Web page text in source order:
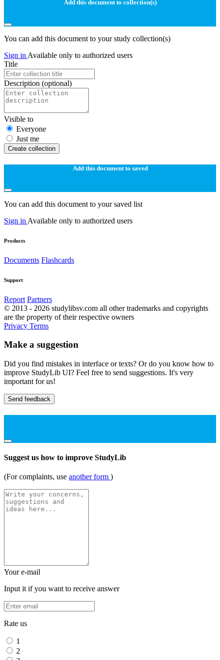
Add this document to collection(s)
You can add this document to your study collection(s)
Sign in Available only to authorized users
Title
Description (optional)
Visible to
Everyone
Just me
Create collection
Add this document to saved
You can add this document to your saved list
Sign in Available only to authorized users
Products
Documents Flashcards
Support
Report Partners
© 2013 - 2026 studylibsv.com all other trademarks and copyrights
are the property of their respective owners
Privacy Terms
Make a suggestion
Did you find mistakes in interface or texts? Or do you know how to
improve StudyLib UI? Feel free to send suggestions. It's very
important for us!
Send feedback
Suggest us how to improve StudyLib
(For complaints, use another form )
Your e-mail
Input it if you want to receive answer
Rate us
1
2